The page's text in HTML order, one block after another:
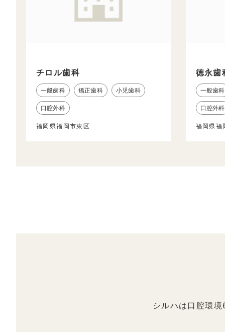
チロル歯科
一般歯科 矯正歯科 小児歯科
口腔外科
福岡県福岡市東区
徳永
一般歯科
口腔外科
福岡県福
シルハは口腔環